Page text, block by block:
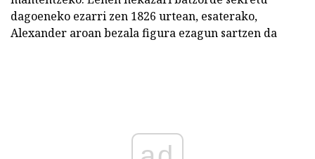
dagoeneko ezarri zen 1826 urtean, esaterako,
Alexander aroan bezala figura ezagun sartzen da